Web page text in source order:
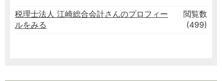
税理士法人 江崎総合会計さんのプロフィー
ルをみる
閲覧数
(499)